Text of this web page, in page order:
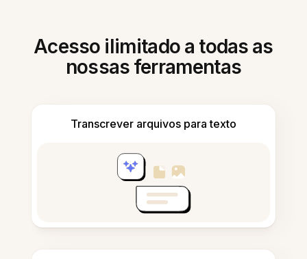
Acesso ilimitado a todas as
nossas ferramentas
Transcrever arquivos para texto